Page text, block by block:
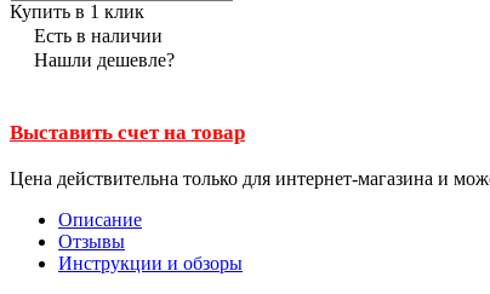
Купить в 1 клик
Есть в наличии
Нашли дешевле?
Выставить счет на товар
Цена действительна только для интернет-магазина и
Описание
Отзывы
Инструкции и обзоры